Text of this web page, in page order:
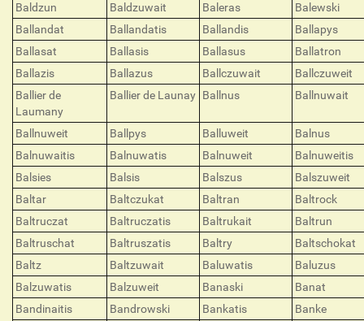
Baldzun
Baldzuwait Baleras
Balewski
Ballandat
Ballandatis Ballandis
Ballapys
Ballasat
Ballasis Ballasus
Ballatron
Ballazis
Ballazus Ballczuwait
Ballczuweit
Ballier de
Laumany
Ballier de Launay Ballnus Ballnuwait
Ballnuweit Ballpys Balluweit
Balnus
Balnuwaitis
Balnuwatis Balnuweit
Balnuweitis
Balsies
Balsis Balszus
Balszuweit
Baltar
Baltczukat Baltran
Baltrock
Baltruczat
Baltruczatis Baltrukait
Baltrun
Baltruschat
Baltruszatis Baltry
Baltschokat
Baltz
Baltzuwait Baluwatis
Baluzus
Balzuwatis
Balzuweit Banaski
Banat
Bandinaitis
Bandrowski Bankatis
Banke